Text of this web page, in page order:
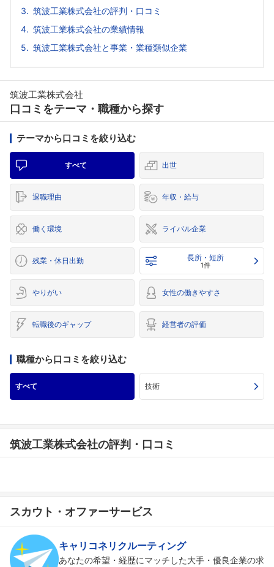
筑波工業株式会社の評判・口コミ
筑波工業株式会社の業績情報
筑波工業株式会社と事業・業種類似企業
筑波工業株式会社
口コミをテーマ・職種から探す
テーマから口コミを絞り込む
すべて 出世
退職理由 年収・給与
働く環境 ライバル企業
残業・休日出勤 長所・短所
1件
やりがい 女性の働きやすさ
転職後のギャップ 経営者の評価
職種から口コミを絞り込む
すべて 技術
筑波工業株式会社の評判・口コミ
スカウト・オファーサービス
キャリコネリクルーティング
あなたの希望・経歴にマッチした大手・優良企業の求